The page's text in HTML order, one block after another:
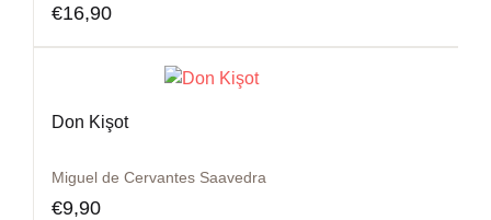
€16,90
Don Kişot
Miguel de Cervantes Saavedra
€9,90